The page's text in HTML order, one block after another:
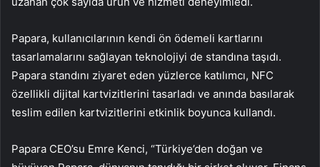
Papara, kullanıcılarının kendi ön ödemeli kartlarını
tasarlamalarını sağlayan teknolojiyi de standına taşıdı.
Papara standını ziyaret eden yüzlerce katılımcı, NFC
özellikli dijital kartvizitlerini tasarladı ve anında basılarak
teslim edilen kartvizitlerini etkinlik boyunca kullandı.
Papara CEO’su Emre Kenci, “Türkiye’den doğan ve